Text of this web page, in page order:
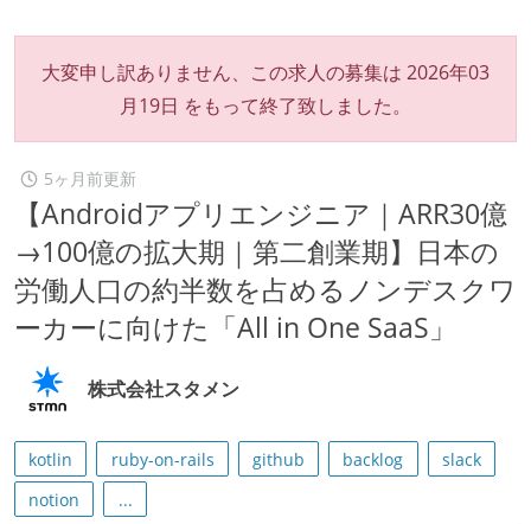
大変申し訳ありません、この求人の募集は 2026年03
月19日 をもって終了致しました。
5ヶ月前更新
【Androidアプリエンジニア｜ARR30億
→100億の拡大期｜第二創業期】日本の
労働人口の約半数を占めるノンデスクワ
ーカーに向けた「All in One SaaS」
株式会社スタメン
kotlin ruby-on-rails github backlog
slack
notion
...